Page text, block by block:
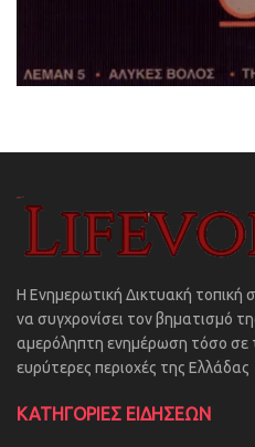
Η Ενημερωτική Δικτυακή τοπική
να συγχρονίσει τον βηματισμό
αμερόληπτη ενημέρωση τόσο σε
ευρύτερες περιοχές της Ελλάδας
ΚΑΤΗΓΟΡΙΕΣ ΕΙΔΗΣΕΩΝ